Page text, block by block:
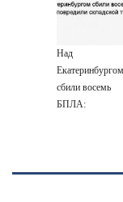
Над
Екатеринбургом
сбили восемь
БПЛА: